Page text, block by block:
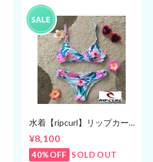
水着【ripcurl】リップカー
号)
¥8,100
40%OFF SOLD OUT